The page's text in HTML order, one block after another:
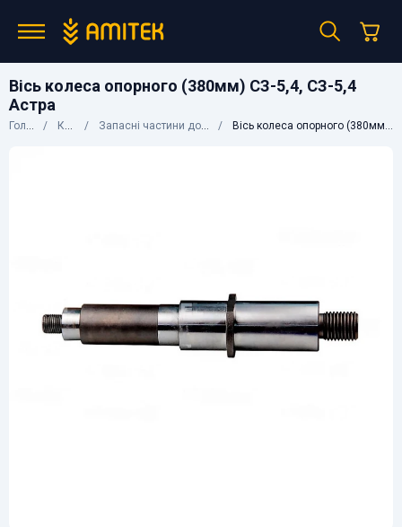
Вісь колеса опорного (380мм) СЗ-5,4, СЗ-5,4
Астра
Головна Каталог Запасні частини до сільгосптехніки Вісь колеса опорного (380мм) СЗ-5,4, СЗ-5,4 Астра